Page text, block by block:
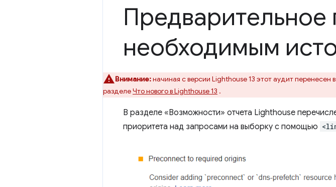
необходимым
Внимание:начиная с версии Lighthouse 13 этот аудит перенесен
разделеЧто нового в Lighthouse 13 .
В разделе «Возможности» отчета Lighthouse
приоритета над запросами на выборку с помощью